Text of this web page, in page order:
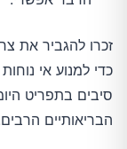
הבריאותיים